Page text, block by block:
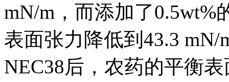
mN/m，而添加了0.5wt%
表面张力降低到43.3 mN/
NEC38后，农药的平衡